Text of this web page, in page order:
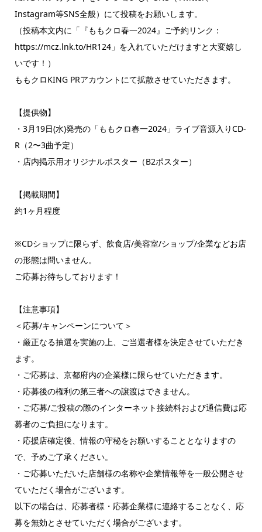
Instagram等SNS全般）にて投稿をお願いします。
（投稿本文内に「『ももクロ春一2024』ご予約リンク：
https://mcz.lnk.to/HR124」を入れていただけますと大変嬉し
いです！）
ももクロKING PRアカウントにて拡散させていただきます。
【提供物】
・3月19日(水)発売の「ももクロ春一2024」ライブ音源入りCD-
R（2〜3曲予定）
・店内掲示用オリジナルポスター（B2ポスター）
【掲載期間】
約1ヶ月程度
※CDショップに限らず、飲食店/美容室/ショップ/企業などお店
の形態は問いません。
ご応募お待ちしております！
【注意事項】
＜応募/キャンペーンについて＞
・厳正なる抽選を実施の上、ご当選者様を決定させていただき
ます。
・ご応募は、京都府内の企業様に限らせていただきます。
・応募後の権利の第三者への譲渡はできません。
・ご応募/ご投稿の際のインターネット接続料および通信費は応
募者のご負担になります。
・応援店確定後、情報の守秘をお願いすることとなりますの
で、予めご了承ください。
・ご応募いただいた店舗様の名称や企業情報等を一般公開させ
ていただく場合がございます。
以下の場合は、応募者様・応募企業様に連絡することなく、応
募を無効とさせていただく場合がございます。